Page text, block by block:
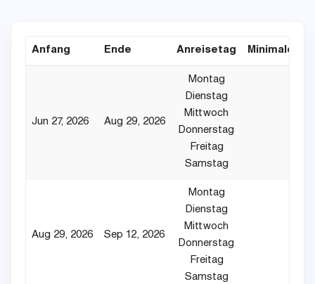
Anfang Ende Anreisetag Minimaler
Jun 27, 2026 Aug 29, 2026
Montag
Dienstag
Mittwoch
Donnerstag
Freitag
Samstag
Aug 29, 2026 Sep 12, 2026
Montag
Dienstag
Mittwoch
Donnerstag
Freitag
Samstag